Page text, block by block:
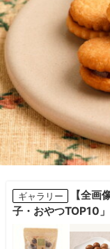
ギャラリー
【全
子・おやつTOP10